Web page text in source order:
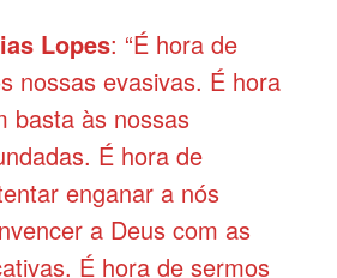
Lopes: “É hora de
nossas evasivas. É hora
basta às nossas
É hora de
enganar a nós
a Deus com as
É hora de sermos